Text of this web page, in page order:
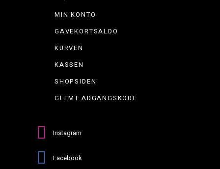
MIN KONTO
GAVEKORTSALDO
KURVEN
KASSEN
SHOPSIDEN
GLEMT ADGANGSKODE
Instagram
Facebook